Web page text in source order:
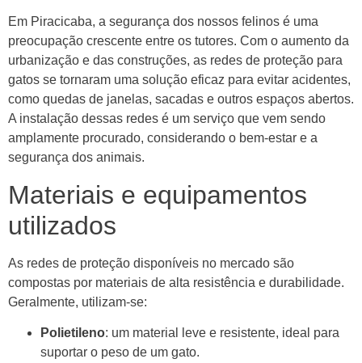
Em Piracicaba, a segurança dos nossos felinos é uma
preocupação crescente entre os tutores. Com o aumento da
urbanização e das construções, as redes de proteção para
gatos se tornaram uma solução eficaz para evitar acidentes,
como quedas de janelas, sacadas e outros espaços abertos.
A instalação dessas redes é um serviço que vem sendo
amplamente procurado, considerando o bem-estar e a
segurança dos animais.
Materiais e equipamentos
utilizados
As redes de proteção disponíveis no mercado são
compostas por materiais de alta resistência e durabilidade.
Geralmente, utilizam-se:
Polietileno: um material leve e resistente, ideal para
suportar o peso de um gato.